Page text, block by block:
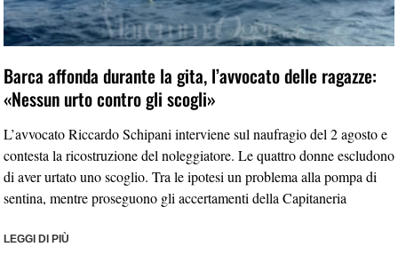
Barca affonda durante la gita, l’avvocato delle ragazze:
«Nessun urto contro gli scogli»
L’avvocato Riccardo Schipani interviene sul naufragio del 2 agosto e
contesta la ricostruzione del noleggiatore. Le quattro donne escludono
di aver urtato uno scoglio. Tra le ipotesi un problema alla pompa di
sentina, mentre proseguono gli accertamenti della Capitaneria
LEGGI DI PIÙ